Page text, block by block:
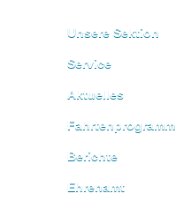
Unsere Sektion
Service
Aktuelles
Fahrtenprogramm
Berichte
Ehrenamt